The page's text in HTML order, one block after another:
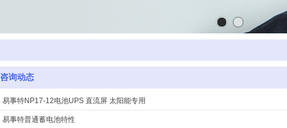
咨询动态
易事特NP17-12电池UPS 直流屏 太阳能专用
易事特普通蓄电池特性